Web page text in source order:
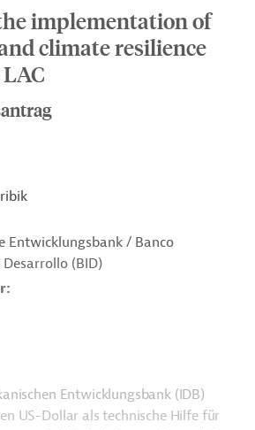
implementation of
climate resilience
Entwicklungsbank / Banco
(BID)
Entwicklungsbank (IDB)
US-Dollar als technische Hilfe für